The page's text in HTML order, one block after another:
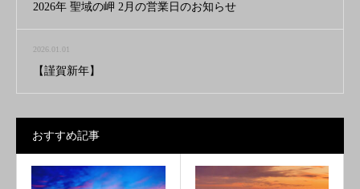
2026年 聖域の岬 2月の営業日のお知らせ
2026.01.01
【謹賀新年】
おすすめ記事